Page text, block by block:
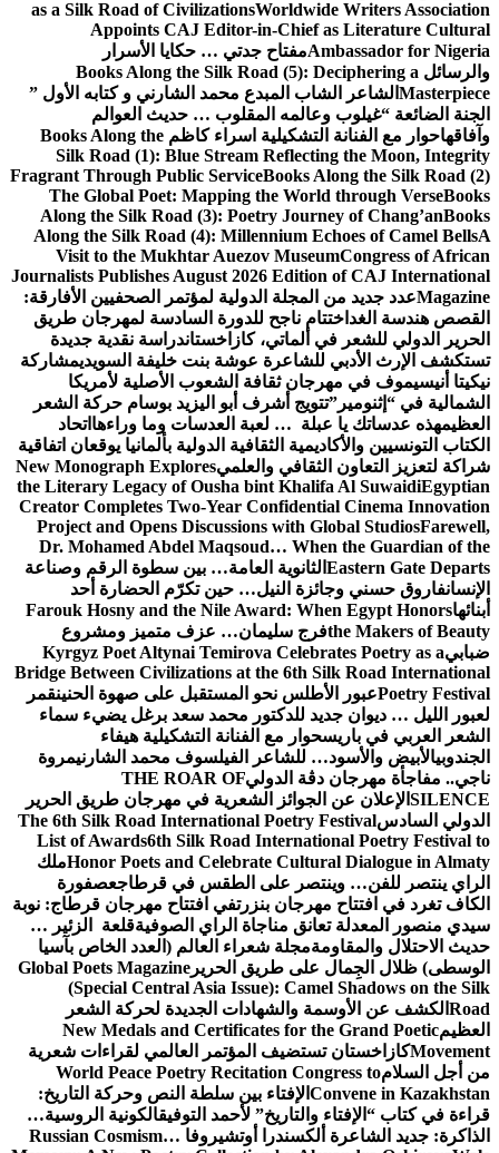
as a Silk Road of CivilizationsWorldwide Writers Association
Appoints CAJ Editor-in-Chief as Literature Cultural
Ambassador for Nigeriaمفتاح جدتي … حكايا الأسرار
والرسائل Books Along the Silk Road (5): Deciphering a
Masterpiece الشاعر الشاب المبدع محمد الشارني و كتابه الأول ”
الجنة الضائعة “غيلوب وعالمه المقلوب … حديث العوالم
وآفاقهاحوار مع الفنانة التشكيلية اسراء كاظم Books Along the
Silk Road (1): Blue Stream Reflecting the Moon, Integrity
Fragrant Through Public ServiceBooks Along the Silk Road (2)
The Global Poet: Mapping the World through VerseBooks
Along the Silk Road (3): Poetry Journey of Chang’anBooks
Along the Silk Road (4): Millennium Echoes of Camel BellsA
Visit to the Mukhtar Auezov MuseumCongress of African
Journalists Publishes August 2026 Edition of CAJ International
Magazineعدد جديد من المجلة الدولية لمؤتمر الصحفيين الأفارقة:
القصص هندسة الغد اختتام ناجح للدورة السادسة لمهرجان طريق
الحرير الدولي للشعر في ألماتي، كازاخستاندراسة نقدية جديدة
تستكشف الإرث الأدبي للشاعرة عوشة بنت خليفة السويديمشاركة
نيكيتا أنيسيموف في مهرجان ثقافة الشعوب الأصلية لأمريكا
الشمالية في “إثنومير”تتويج أشرف أبو اليزيد بوسام حركة الشعر
العظيمهذه عدساتك يا عبلة … لعبة العدسات وما وراءها اتحاد
الكتاب التونسيين والأكاديمية الثقافية الدولية بألمانيا يوقعان اتفاقية
شراكة لتعزيز التعاون الثقافي والعلميNew Monograph Explores
the Literary Legacy of Ousha bint Khalifa Al SuwaidiEgyptian
Creator Completes Two-Year Confidential Cinema Innovation
Project and Opens Discussions with Global StudiosFarewell,
Dr. Mohamed Abdel Maqsoud… When the Guardian of the
Eastern Gate Departs الثانوية العامة… بين سطوة الرقم وصناعة
الإنسانفاروق حسني وجائزة النيل… حين تكرّم الحضارة أحد
أبنائهاFarouk Hosny and the Nile Award: When Egypt Honors
the Makers of Beautyفرج سليمان… عزف متميز ومشروع
ضبابيKyrgyz Poet Altynai Temirova Celebrates Poetry as a
Bridge Between Civilizations at the 6th Silk Road International
Poetry Festivalعبور الأطلس نحو المستقبل على صهوة الحنينقمر
لعبور الليل … ديوان جديد للدكتور محمد سعد برغل يضيء سماء
الشعر العربي في باريسحوار مع الفنانة التشكيلية هيفاء
الجندوبيالأبيض والأسود… للشاعر الفيلسوف محمد الشارنيمروة
ناجي.. مفاجأة مهرجان دڨة الدوليTHE ROAR OF
SILENCE الإعلان عن الجوائز الشعرية في مهرجان طريق الحرير
الدولي السادسThe 6th Silk Road International Poetry Festival
List of Awards6th Silk Road International Poetry Festival to
Honor Poets and Celebrate Cultural Dialogue in Almatyملك
الراي ينتصر للفن… وينتصر على الطقس في قرطاجعصفورة
الكاف تغرد في افتتاح مهرجان بنزرتفي افتتاح مهرجان قرطاج: نوبة
سيدي منصور المعدلة تعانق مناجاة الراي الصوفيةقلعة الزئير …
حديث الاحتلال والمقاومةمجلة شعراء العالم (العدد الخاص بآسيا
الوسطى) ظلال الجِمال على طريق الحرير Global Poets Magazine
(Special Central Asia Issue): Camel Shadows on the Silk
Road الكشف عن الأوسمة والشهادات الجديدة لحركة الشعر
العظيمNew Medals and Certificates for the Grand Poetic
Movementكازاخستان تستضيف المؤتمر العالمي لقراءات شعرية
من أجل السلامWorld Peace Poetry Recitation Congress to
Convene in Kazakhstan الإفتاء بين سلطة النص وحركة التاريخ:
قراءة في كتاب “الإفتاء والتاريخ” لأحمد التوفيقالكونية الروسية…
الذاكرة: جديد الشاعرة ألكسندرا أوتشيروفا Russian Cosmism…